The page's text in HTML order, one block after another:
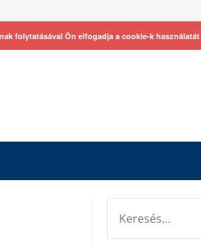
folytatásával Ön elfogadja a cookie-k használatát